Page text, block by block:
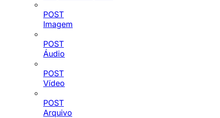
POST
Imagem
POST
Áudio
POST
Vídeo
POST
Arquivo